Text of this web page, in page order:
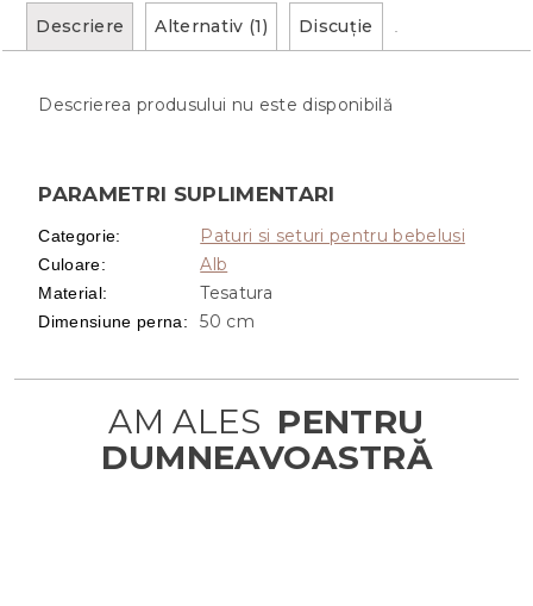
Descriere Alternativ (1) Discuţie
Descrierea produsului nu este disponibilă
PARAMETRI SUPLIMENTARI
Categorie: Paturi si seturi pentru bebelusi
Culoare: Alb
Material: Tesatura
Dimensiune perna: 50 cm